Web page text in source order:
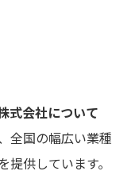
式会社について
全国の幅広い業種
供しています。